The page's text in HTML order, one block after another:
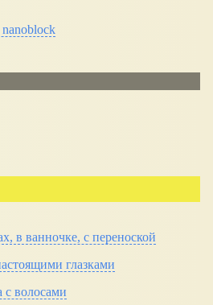
в ванночке, с переноской
глазками
с волосами